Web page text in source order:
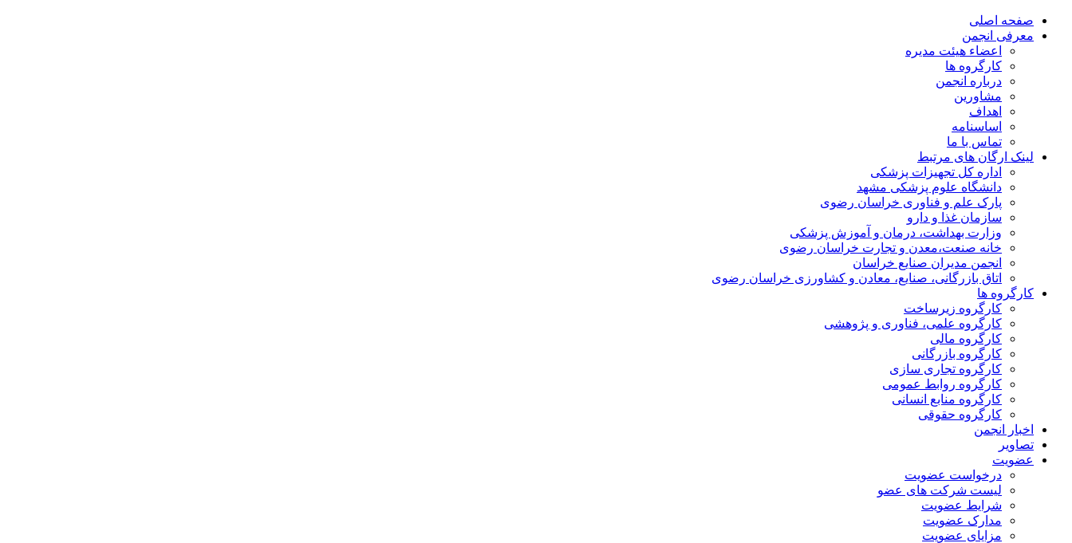
صفحه اصلی
معرفی انجمن
اعضاء هیئت مدیره
کارگروه ها
درباره انجمن
مشاورین
اهداف
اساسنامه
تماس با ما
لینک ارگان های مرتبط
اداره کل تجهیزات پزشکی
دانشگاه علوم پزشکی مشهد
پارک علم و فناوری خراسان رضوی
سازمان غذا و دارو
وزارت بهداشت، درمان و آموزش پزشکی
خانه صنعت،معدن و تجارت خراسان رضوی
انجمن مدیران صنایع خراسان
اتاق بازرگانی، صنایع، معادن و کشاورزی خراسان رضوی
کارگروه ها
کارگروه زیرساخت
کارگروه علمی، فناوری و پژوهشی
کارگروه مالی
کارگروه بازرگانی
کارگروه تجاری سازی
کارگروه روابط عمومی
کارگروه منابع انسانی
کارگروه حقوقی
اخبار انجمن
تصاویر
عضویت
درخواست عضویت
لیست شرکت های عضو
شرایط عضویت
مدارک عضویت
مزایای عضویت